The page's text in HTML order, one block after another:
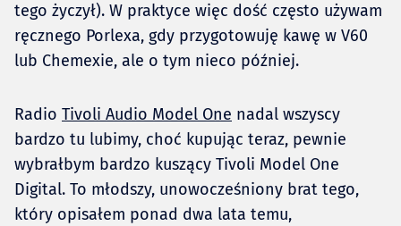
tego życzył). W praktyce więc dość często używam
ręcznego Porlexa, gdy przygotowuję kawę w V60
lub Chemexie, ale o tym nieco później.
Radio Tivoli Audio Model One nadal wszyscy
bardzo tu lubimy, choć kupując teraz, pewnie
wybrałbym bardzo kuszący Tivoli Model One
Digital. To młodszy, unowocześniony brat tego,
który opisałem ponad dwa lata temu,